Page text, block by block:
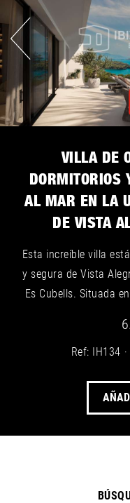
VILLA DE
DORMITORIOS
AL MAR EN LA
DE VISTA
Esta increíble villa
y segura de Vista
Es Cubells. Situada
Ref: IH134